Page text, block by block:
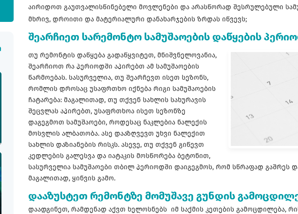
აირიდოთ გაუთვალისწინებელი მოვლენები და არასწორად შესრულებული
მხრივ, დროითი და მატერიალური დანახარჯების ზრდას იწვევს;
შეარჩიეთ სარემონტო სამუშაოების დაწყების
თუ რემონტის დაწყება გადაწყვიტეთ, მნიშვნელოვანია,
შეარჩიოთ რა პერიოდში აპირებთ ამ სამუშაოების
წარმოებას. სასურველია, თუ შეარჩევთ ისეთ სეზონს,
რომლის დროსაც უსაფრთხო იქნება რიგი სამუშაოების
ჩატარება: მაგალითად, თუ თქვენ სახლის სახურავის
შეცვლას აპირებთ, უსაფრთხოა ისეთ სეზონზე
დაგეგმოთ სამუშაოები, როდესაც ნაკლებია ნალექის
მოსვლის ალბათობა. ასე დააზღვევთ უხვი ნალექით
სახლის დაზიანების რისკს. ასევე, თუ თქვენ გიწევთ
კედლების გალესვა და იატაკის მოსწორება ბეტონით,
სასურველია სამუშაოები თბილ პერიოდში დაიგეგმოს, რომ სწრაფად გაშრეს
მაგალითად, ყინვის გამო.
დააზუსტეთ რემონტზე მომუშავე გუნდის
დაადგინეთ, რამდენად აქვთ ხელოსნებს იმ საქმის კეთების გამოცდილება,